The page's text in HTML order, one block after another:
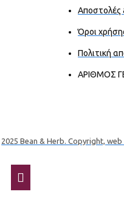
Αποστολές
Όροι
Πολιτική
ΑΡΙΘΜΟΣ
2025 Bean & Herb. Copyright,